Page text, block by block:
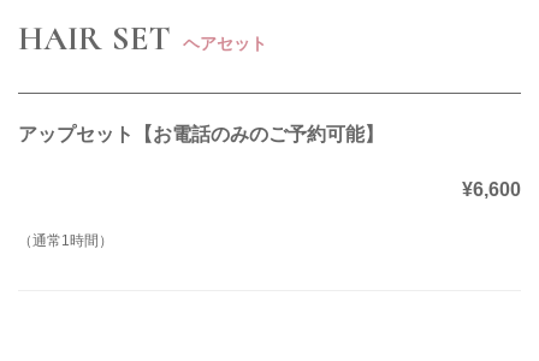
HAIR SET ヘアセット
アップセット【お電話のみのご予約可能】
¥6,600
（通常1時間）